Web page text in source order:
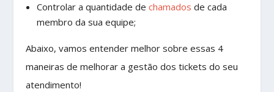
Controlar a quantidade de chamados de cada
membro da sua equipe;
Abaixo, vamos entender melhor sobre essas 4
maneiras de melhorar a gestão dos tickets do seu
atendimento!